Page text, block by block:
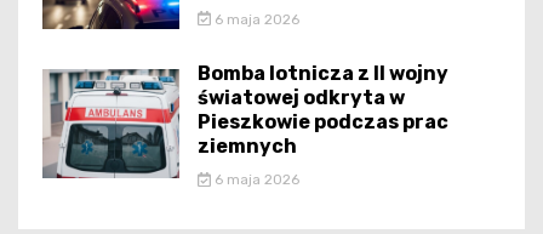
6 maja 2026
Bomba lotnicza z II wojny
światowej odkryta w
Pieszkowie podczas prac
ziemnych
6 maja 2026